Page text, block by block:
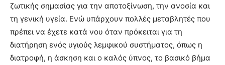
ζωτικής σημασίας για την αποτοξίνωση, την ανοσία και
τη γενική υγεία. Ενώ υπάρχουν πολλές μεταβλητές που
πρέπει να έχετε κατά νου όταν πρόκειται για τη
διατήρηση ενός υγιούς λεμφικού συστήματος, όπως η
διατροφή, η άσκηση και ο καλός ύπνος, το βασικό βήμα